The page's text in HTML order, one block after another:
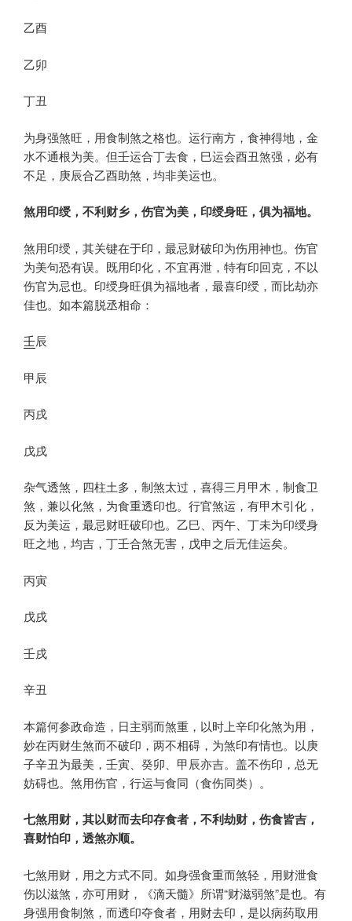
乙酉
乙卯
丁丑
为身强煞旺，用食制煞之格也。运行南方，食神得地，金
水不通根为美。但壬运合丁去食，巳运会酉丑煞强，必有
不足，庚辰合乙酉助煞，均非美运也。
煞用印绶，不利财乡，伤官为美，印绶身旺，俱为福地。
煞用印绶，其关键在于印，最忌财破印为伤用神也。伤官
为美句恐有误。既用印化，不宜再泄，特有印回克，不以
伤官为忌也。印绶身旺俱为福地者，最喜印绶，而比劫亦
佳也。如本篇脱丞相命：
壬辰
甲辰
丙戌
戊戌
杂气透煞，四柱土多，制煞太过，喜得三月甲木，制食卫
煞，兼以化煞，为食重透印也。行官煞运，有甲木引化，
反为美运，最忌财旺破印也。乙巳、丙午、丁未为印绶身
旺之地，均吉，丁壬合煞无害，戊申之后无佳运矣。
丙寅
戊戌
壬戌
辛丑
本篇何参政命造，日主弱而煞重，以时上辛印化煞为用，
妙在丙财生煞而不破印，两不相碍，为煞印有情也。以庚
子辛丑为最美，壬寅、癸卯、甲辰亦吉。盖不伤印，总无
妨碍也。煞用伤官，行运与食同（食伤同类）。
七煞用财，其以财而去印存食者，不利劫财，伤食皆吉，
喜财怕印，透煞亦顺。
七煞用财，用之方式不同。如身强食重而煞轻，用财泄食
伤以滋煞，亦可用财，《滴天髓》所谓“财滋弱煞”是也。有
身强用食制煞，而透印夺食者，用财去印，是以病药取用